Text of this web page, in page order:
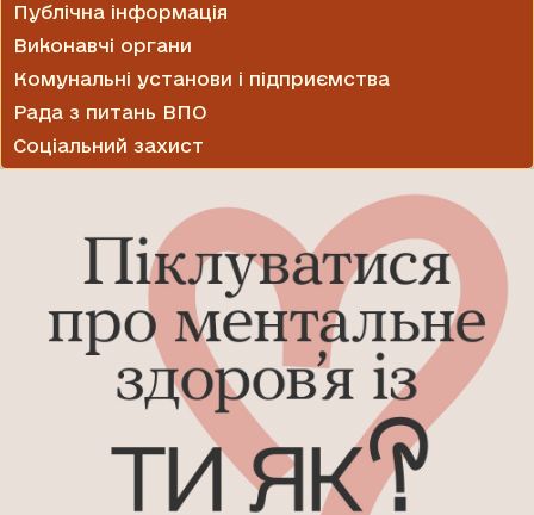
Публічна інформація
Виконавчі органи
Комунальні установи і підприємства
Рада з питань ВПО
Соціальний захист